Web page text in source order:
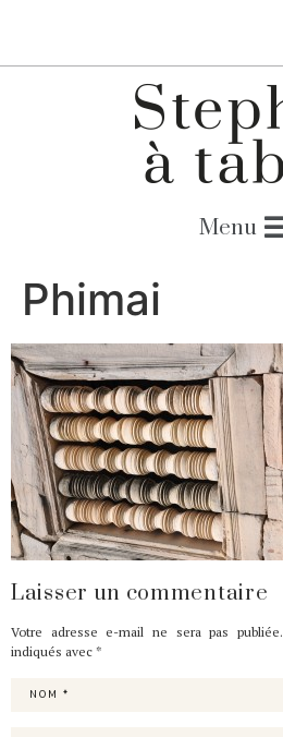
Phimai
Laisser un commentaire
Votre adresse e-mail ne sera pas publiée.
indiqués avec *